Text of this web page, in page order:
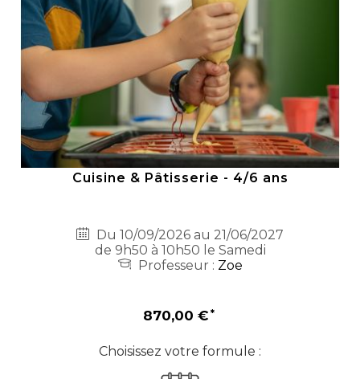
Cuisine & Pâtisserie - 4/6 ans
Du 10/09/2026 au 21/06/2027
de 9h50 à 10h50 le Samedi
Professeur : Zoe
870,00 €
Choisissez votre formule :